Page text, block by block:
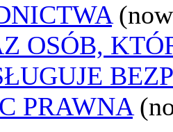
OSÓB,
PRAWNA